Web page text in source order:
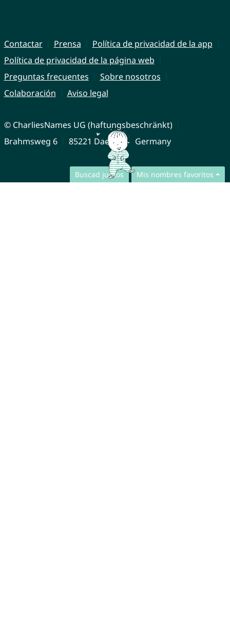
Buscad juntos Mis nombres favoritos
Contactar Prensa
Política de privacidad de la app
Política de privacidad de la página web
Preguntas frecuentes
Sobre nosotros
Colaboración
Aviso legal
© CharliesNames UG (haftungsbeschränkt)
Brahmsweg 6
85221 Dachau Germany